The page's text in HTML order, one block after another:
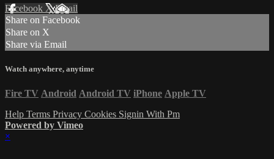
Facebook XEmail
Share on Facebook
Share on X
Share via Email
Watch anywhere, anytime
Fire TV Android Android TV iPhone Apple TV
Help Terms Privacy Cookies Signin With Pm
Powered by Vimeo
×